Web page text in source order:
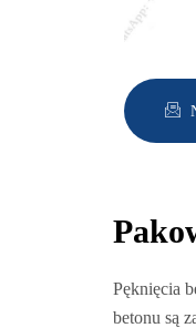
Pęknięcia
betonu są